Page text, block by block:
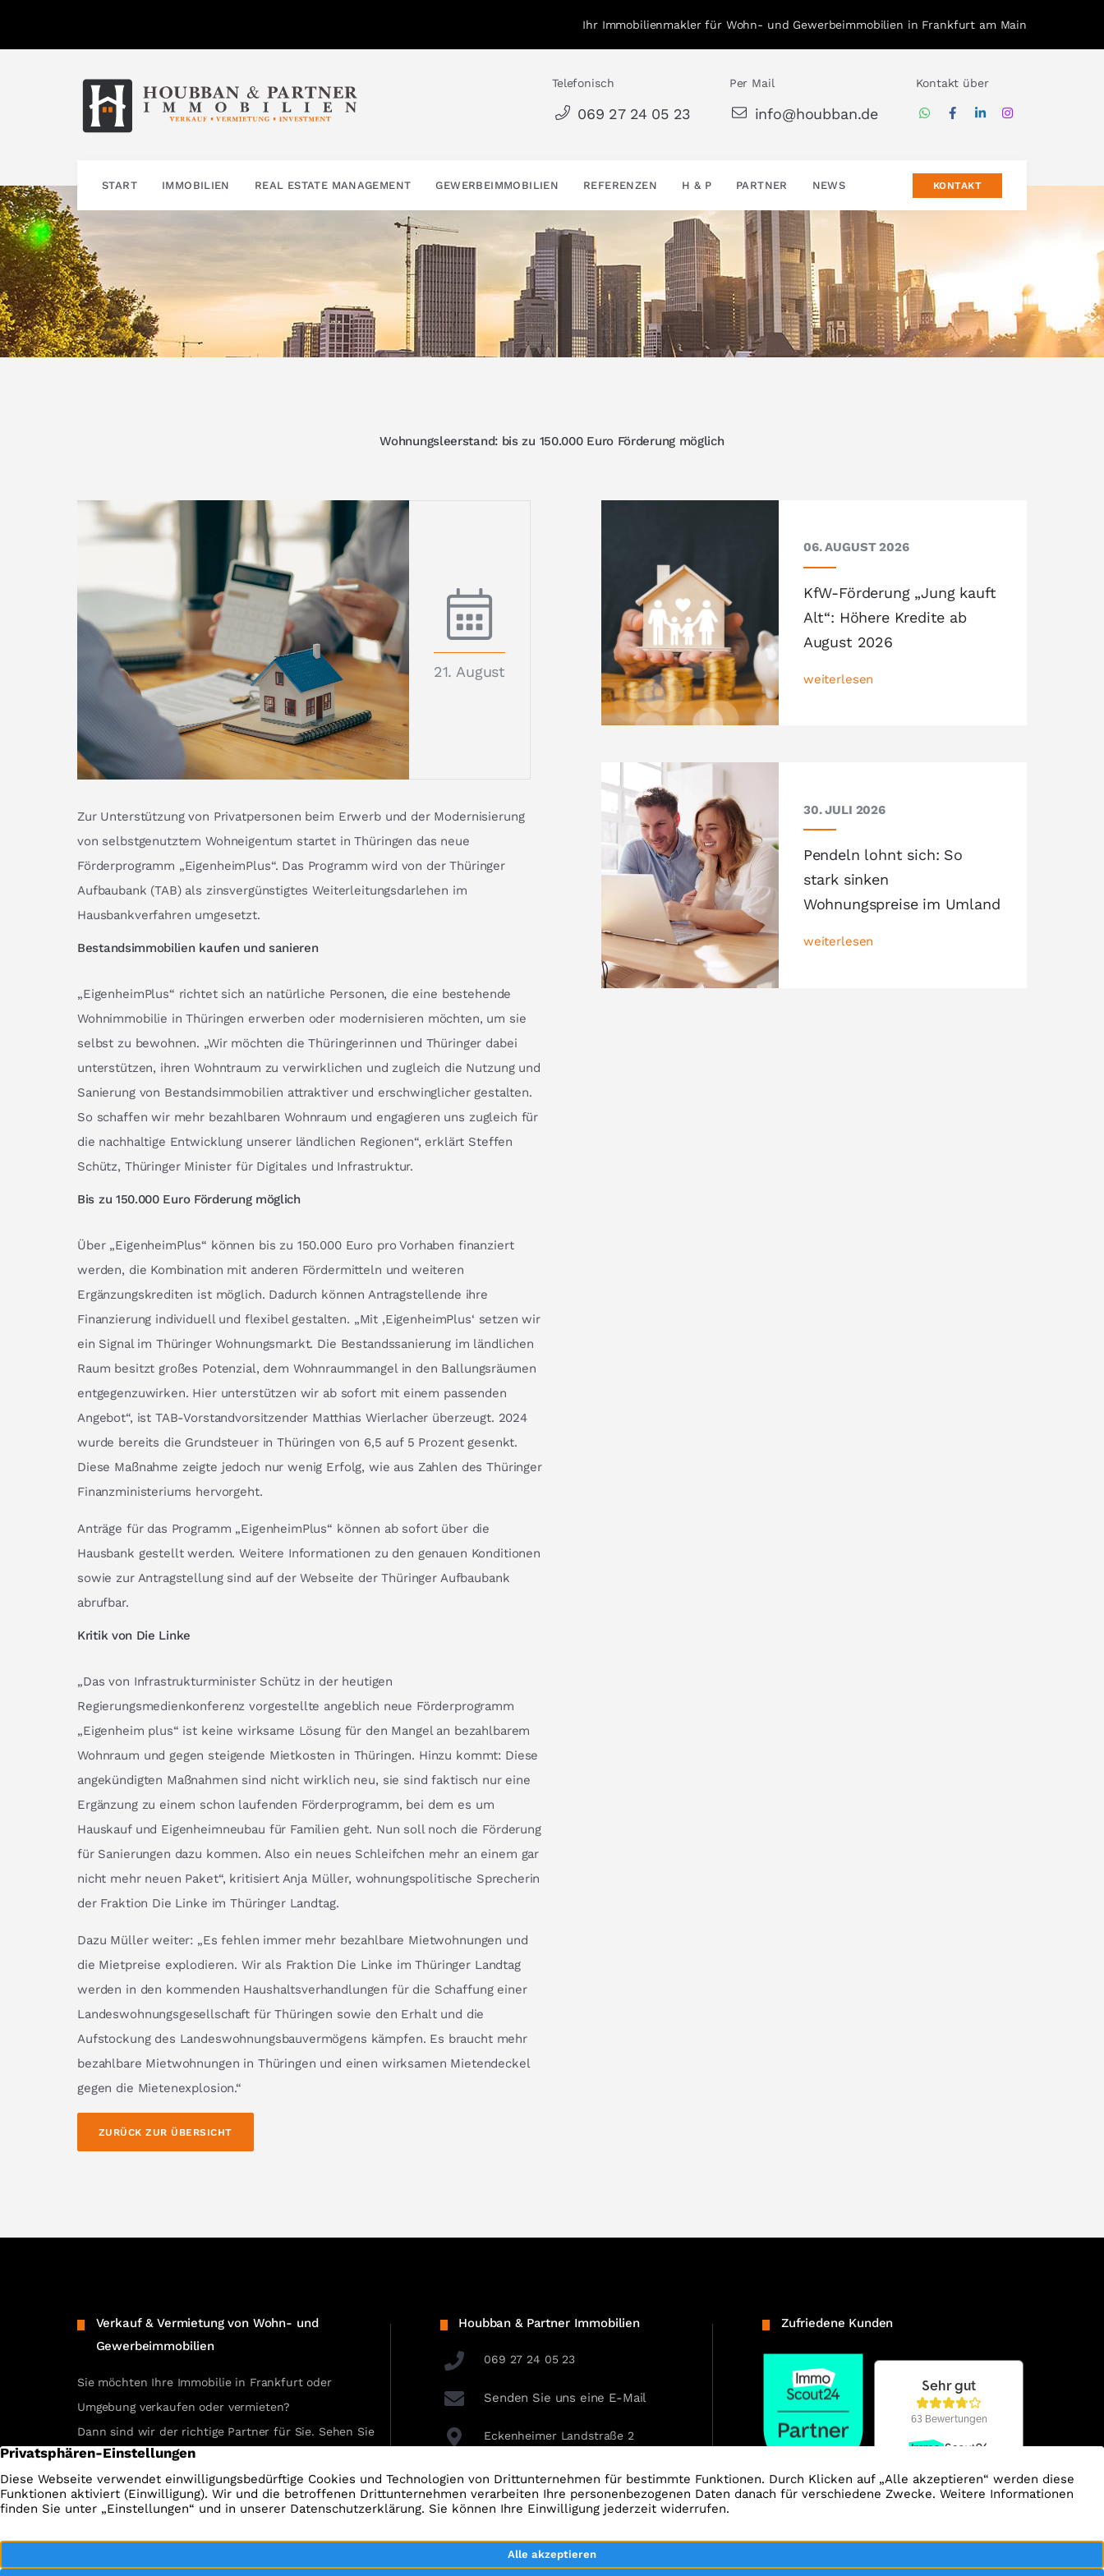
Ihr Immobilienmakler für Wohn- und Gewerbeimmobilien in Frankfurt am Main
Telefonisch
069 27 24 05 23
Per Mail
info@houbban.de
Kontakt über
START IMMOBILIEN REAL ESTATE MANAGEMENT GEWERBEIMMOBILIEN REFERENZEN H & P PARTNER NEWS KONTAKT
Wohnungsleerstand: bis zu 150.000 Euro Förderung möglich
21. August
Zur Unterstützung von Privatpersonen beim Erwerb und der Modernisierung
von selbstgenutztem Wohneigentum startet in Thüringen das neue
Förderprogramm „EigenheimPlus“. Das Programm wird von der Thüringer
Aufbaubank (TAB) als zinsvergünstigtes Weiterleitungsdarlehen im
Hausbankverfahren umgesetzt.
Bestandsimmobilien kaufen und sanieren
„EigenheimPlus“ richtet sich an natürliche Personen, die eine bestehende
Wohnimmobilie in Thüringen erwerben oder modernisieren möchten, um sie
selbst zu bewohnen. „Wir möchten die Thüringerinnen und Thüringer dabei
unterstützen, ihren Wohntraum zu verwirklichen und zugleich die Nutzung und
Sanierung von Bestandsimmobilien attraktiver und erschwinglicher gestalten.
So schaffen wir mehr bezahlbaren Wohnraum und engagieren uns zugleich für
die nachhaltige Entwicklung unserer ländlichen Regionen“, erklärt Steffen
Schütz, Thüringer Minister für Digitales und Infrastruktur.
Bis zu 150.000 Euro Förderung möglich
Über „EigenheimPlus“ können bis zu 150.000 Euro pro Vorhaben finanziert
werden, die Kombination mit anderen Fördermitteln und weiteren
Ergänzungskrediten ist möglich. Dadurch können Antragstellende ihre
Finanzierung individuell und flexibel gestalten. „Mit ‚EigenheimPlus‘ setzen wir
ein Signal im Thüringer Wohnungsmarkt. Die Bestandssanierung im ländlichen
Raum besitzt großes Potenzial, dem Wohnraummangel in den Ballungsräumen
entgegenzuwirken. Hier unterstützen wir ab sofort mit einem passenden
Angebot“, ist TAB-Vorstandvorsitzender Matthias Wierlacher überzeugt. 2024
wurde bereits die Grundsteuer in Thüringen von 6,5 auf 5 Prozent gesenkt.
Diese Maßnahme zeigte jedoch nur wenig Erfolg, wie aus Zahlen des Thüringer
Finanzministeriums hervorgeht.
Anträge für das Programm „EigenheimPlus“ können ab sofort über die
Hausbank gestellt werden. Weitere Informationen zu den genauen Konditionen
sowie zur Antragstellung sind auf der Webseite der Thüringer Aufbaubank
abrufbar.
Kritik von Die Linke
„Das von Infrastrukturminister Schütz in der heutigen
Regierungsmedienkonferenz vorgestellte angeblich neue Förderprogramm
„Eigenheim plus“ ist keine wirksame Lösung für den Mangel an bezahlbarem
Wohnraum und gegen steigende Mietkosten in Thüringen. Hinzu kommt: Diese
angekündigten Maßnahmen sind nicht wirklich neu, sie sind faktisch nur eine
Ergänzung zu einem schon laufenden Förderprogramm, bei dem es um
Hauskauf und Eigenheimneubau für Familien geht. Nun soll noch die Förderung
für Sanierungen dazu kommen. Also ein neues Schleifchen mehr an einem gar
nicht mehr neuen Paket“, kritisiert Anja Müller, wohnungspolitische Sprecherin
der Fraktion Die Linke im Thüringer Landtag.
Dazu Müller weiter: „Es fehlen immer mehr bezahlbare Mietwohnungen und
die Mietpreise explodieren. Wir als Fraktion Die Linke im Thüringer Landtag
werden in den kommenden Haushaltsverhandlungen für die Schaffung einer
Landeswohnungsgesellschaft für Thüringen sowie den Erhalt und die
Aufstockung des Landeswohnungsbauvermögens kämpfen. Es braucht mehr
bezahlbare Mietwohnungen in Thüringen und einen wirksamen Mietendeckel
gegen die Mietenexplosion.“
ZURÜCK ZUR ÜBERSICHT
06. AUGUST 2026
KfW-Förderung „Jung kauft
Alt“: Höhere Kredite ab
August 2026
weiterlesen
30. JULI 2026
Pendeln lohnt sich: So
stark sinken
Wohnungspreise im Umland
weiterlesen
Verkauf & Vermietung von Wohn- und
Gewerbeimmobilien
Sie möchten Ihre Immobilie in Frankfurt oder
Umgebung verkaufen oder vermieten?
Dann sind wir der richtige Partner für Sie. Sehen Sie
selbst unsere erfolgreichen Referenzen.
REFERENZEN ANSEHEN
Houbban & Partner Immobilien
069 27 24 05 23
Senden Sie uns eine E-Mail
Eckenheimer Landstraße 2
Zufriedene Kunden